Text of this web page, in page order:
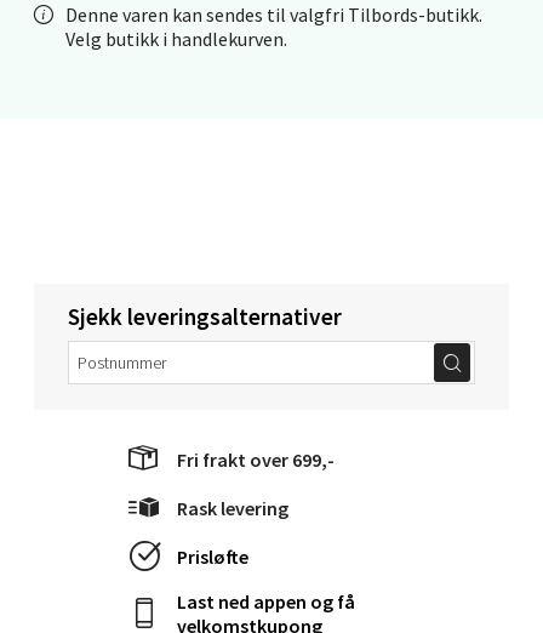
Denne varen kan sendes til valgfri Tilbords-butikk.
Velg butikk i handlekurven.
Sjekk leveringsalternativer
Fri frakt over 699,-
Rask levering
Prisløfte
Last ned appen og få
velkomstkupong
Velg
Velg
Molde - Moldetorget
Torget 1, 6413 Molde
Åpent i dag 10-18
0 i butikk